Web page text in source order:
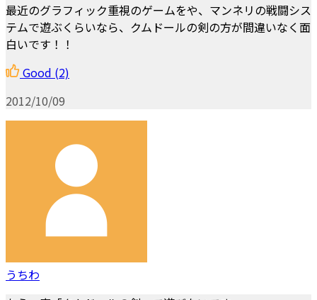
最近のグラフィック重視のゲームをや、マンネリの戦闘シス
テムで遊ぶくらいなら、クムドールの剣の方が間違いなく面
白いです！！
Good (2)
2012/10/09
うちわ